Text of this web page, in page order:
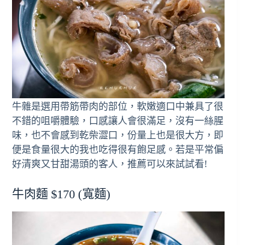
牛雜是選用帶筋帶肉的部位，軟嫩適口中兼具了很
不錯的咀嚼體驗，口感讓人會很滿足，沒有一絲腥
味，也不會感到乾柴澀口，份量上也是很大方，即
便是食量很大的我也吃得很有飽足感。若是平常偏
好清爽又甘甜湯頭的客人，推薦可以來試試看!
牛肉麵 $170 (寬麵)